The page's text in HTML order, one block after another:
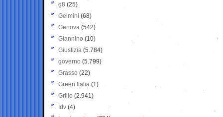
g8 (25)
Gelmini (68)
Genova (542)
Giannino (10)
Giustizia (5.784)
governo (5.799)
Grasso (22)
Green Italia (1)
Grillo (2.941)
Idv (4)